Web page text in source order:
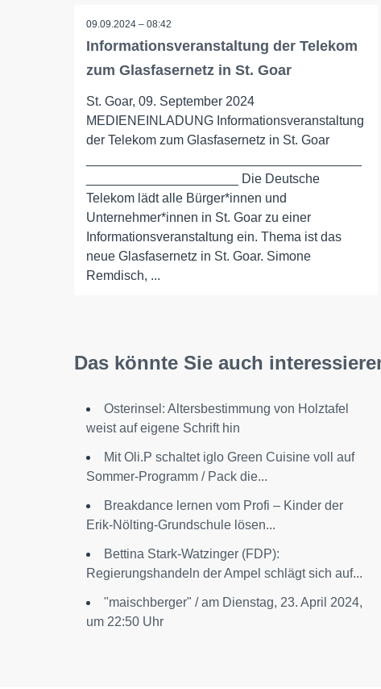
09.09.2024 – 08:42
Informationsveranstaltung der Telekom
zum Glasfasernetz in St. Goar
St. Goar, 09. September 2024
MEDIENEINLADUNG Informationsveranstaltung
der Telekom zum Glasfasernetz in St. Goar
_____________________ Die Deutsche
Telekom lädt alle Bürger*innen und
Unternehmer*innen in St. Goar zu einer
Informationsveranstaltung ein. Thema ist das
neue Glasfasernetz in St. Goar. Simone
Remdisch, ...
Das könnte Sie auch
Osterinsel: Altersbestimmung von Holztafel
weist auf eigene Schrift hin
Mit Oli.P schaltet iglo Green Cuisine voll auf
Sommer-Programm / Pack die...
Breakdance lernen vom Profi – Kinder der
Erik-Nölting-Grundschule lösen...
Bettina Stark-Watzinger (FDP):
Regierungshandeln der Ampel schlägt sich auf...
"maischberger" / am Dienstag, 23. April 2024,
um 22:50 Uhr